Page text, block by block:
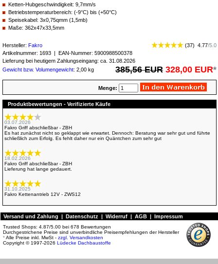
Ketten-Hubgeschwindigkeit: 9,7mm/s
Betriebstemperaturbereich: (-9°C) bis (+50°C)
Speisekabel: 3x0,75qmm (1,5mb)
Maße: 362x47x33,5mm
Hersteller: Fakro (37) 4.77/5.0
Artikelnummer: 1693 | EAN-Nummer: 5900988500378
Lieferung bei heutigem Zahlungseingang: ca. 31.08.2026
Gewicht bzw. Volumengewicht: 2,00 kg 385,56 EUR 328,00 EUR*
Menge:
Produktbewertungen - Verifizierte Käufe
03.07.2026
Fakro Griff abschließbar - ZBH
Es hat zunächst nicht so geklappt wie erwartet. Dennoch: Beratung war sehr gut und führte
schließlich zum Erfolg. Es fehlt daher nur ein Quäntchen zum sehr gut
18.02.2026
Fakro Griff abschließbar - ZBH
Lieferung hat lange gedauert.
31.10.2025
Fakro Kettenantrieb 12V - ZWS12
19.10.2025
Fakro Griff abschließbar - ZBH
Es hat optimal gepasst obwohl das Fenster schon 15 Jahre alt war!
14.08.2025
Versand und Zahlung | Datenschutz | Widerruf | AGB | Impressum
Trusted Shops: 4.87/5.00 bei 678 Bewertungen
Durchgestrichene Preise sind unverbindliche Preisempfehlungen der Hersteller
*Alle Preise inkl. MwSt - zzgl. Versandkosten
Copyright © 1997-2026 Lüdecke Dachbaustoffe